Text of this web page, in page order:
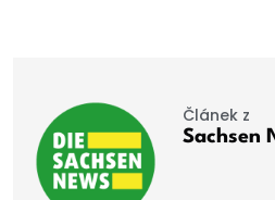
Článek z
Sachsen